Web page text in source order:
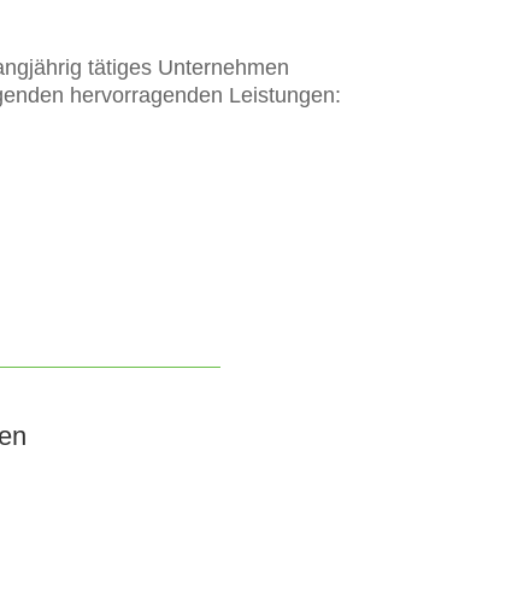
tätiges Unternehmen
hervorragenden Leistungen: